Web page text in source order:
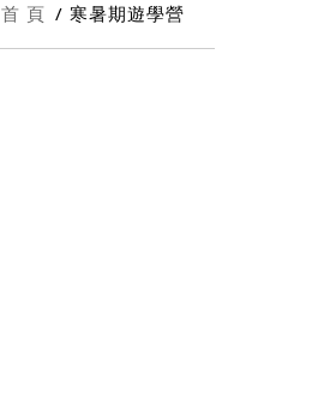
首 頁 寒暑期遊學營